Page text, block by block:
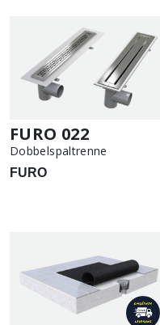
FURO 022
Dobbelspaltrenne
FURO